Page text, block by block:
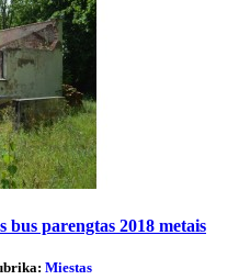
parengtas 2018 metais
Miestas